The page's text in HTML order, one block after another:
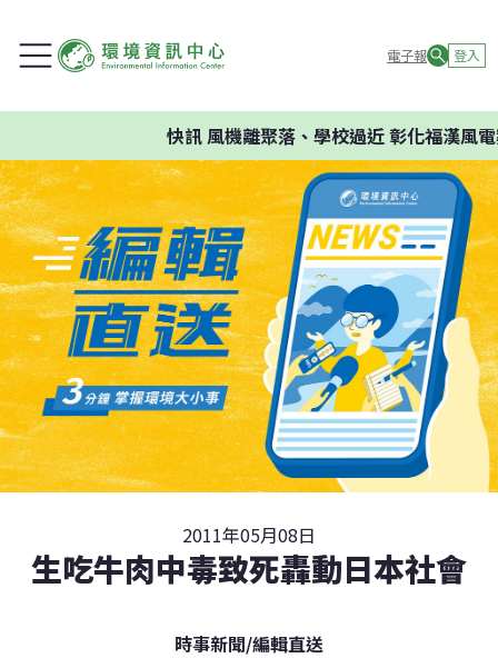
電子報 登入
快訊風機離聚落、學校過近 彰化福漢風電
2011年05月08日
生吃牛肉中毒致死轟動日本社會
時事新聞/編輯直送